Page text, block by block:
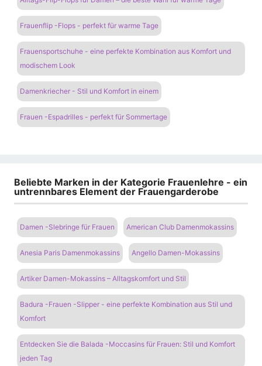
Frauenflip -Flops - perfekt für warme Tage
Frauensportschuhe - eine perfekte Kombination aus Komfort und
modischem Look
Damenkriecher - Stil und Komfort in einem
Frauen -Espadrilles - perfekt für Sommertage
Beliebte Marken in der Kategorie Frauenlehre - ein
untrennbares Element der Frauengarderobe
Damen -Slebringe für Frauen American Club Damenmokassins
Anesia Paris Damenmokassins Angello Damen-Mokassins
Artiker Damen-Mokassins – Alltagskomfort und Stil
Badura -Frauen -Slipper - eine perfekte Kombination aus Stil und
Komfort
Entdecken Sie die Balada -Moccasins für Frauen: Stil und Komfort
jeden Tag